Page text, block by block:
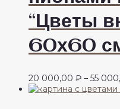
“Цветы
60х60
20 000,00 ₽ – 55